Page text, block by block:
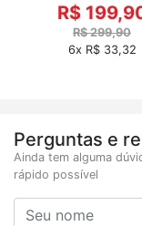
R$
R$ 299,90
6x R$ 33,32
Perguntas e
Ainda tem alguma
rápido possível